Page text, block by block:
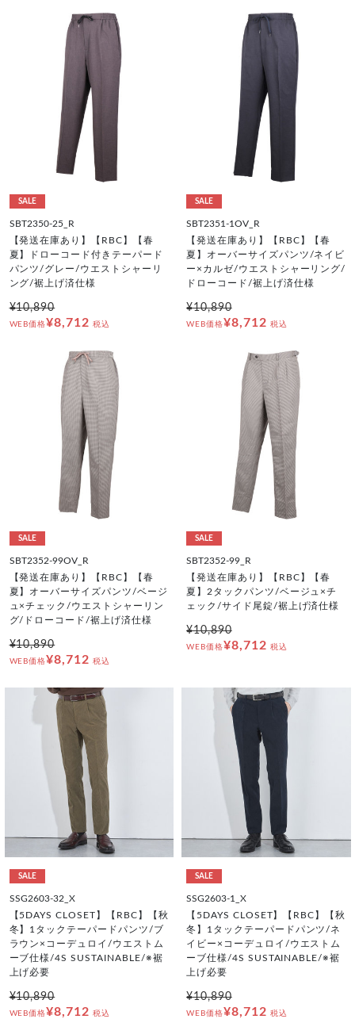
SALE
SBT2350-25_R
【発送在庫あり】【RBC】【春
夏】ドローコード付きテーパード
パンツ/グレー/ウエストシャーリ
ング/裾上げ済仕様
¥10,890
WEB価格¥8,712 税込
SALE
SBT2351-1OV_R
【発送在庫あり】【RBC】【春
夏】オーバーサイズパンツ/ネイビ
ー×カルゼ/ウエストシャーリング/
ドローコード/裾上げ済仕様
¥10,890
WEB価格¥8,712 税込
SALE
SBT2352-99OV_R
【発送在庫あり】【RBC】【春
夏】オーバーサイズパンツ/ベージ
ュ×チェック/ウエストシャーリン
グ/ドローコード/裾上げ済仕様
¥10,890
WEB価格¥8,712 税込
SALE
SBT2352-99_R
【発送在庫あり】【RBC】【春
夏】2タックパンツ/ベージュ×チ
ェック/サイド尾錠/裾上げ済仕様
¥10,890
WEB価格¥8,712 税込
SALE
SSG2603-32_X
【5DAYS CLOSET】【RBC】【秋
冬】1タックテーパードパンツ/ブ
ラウン×コーデュロイ/ウエストム
ーブ仕様/4S SUSTAINABLE/※裾
上げ必要
¥10,890
WEB価格¥8,712 税込
SALE
SSG2603-1_X
【5DAYS CLOSET】【RBC】【秋
冬】1タックテーパードパンツ/ネ
イビー×コーデュロイ/ウエストム
ーブ仕様/4S SUSTAINABLE/※裾
上げ必要
¥10,890
WEB価格¥8,712 税込